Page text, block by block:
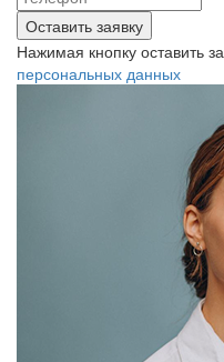
Нажимая кнопку оставить
персональных данных